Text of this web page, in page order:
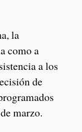
la
como a
a los
de
marzo.